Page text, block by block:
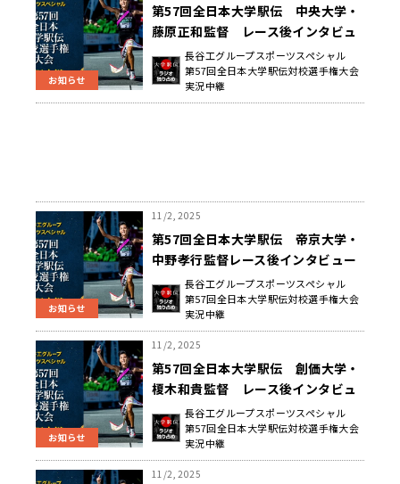
お知らせ
第57回全日本大学駅伝 中央大学・
藤原正和監督 レース後インタビュ
長谷工グループスポーツスペシャル
第57回全日本大学駅伝対校選手権大会
実況中継
お知らせ
11/2, 2025
第57回全日本大学駅伝 帝京大学・
中野孝行監督レース後インタビュー
長谷工グループスポーツスペシャル
第57回全日本大学駅伝対校選手権大会
実況中継
お知らせ
11/2, 2025
第57回全日本大学駅伝 創価大学・
榎木和貴監督 レース後インタビュ
長谷工グループスポーツスペシャル
第57回全日本大学駅伝対校選手権大会
実況中継
11/2, 2025